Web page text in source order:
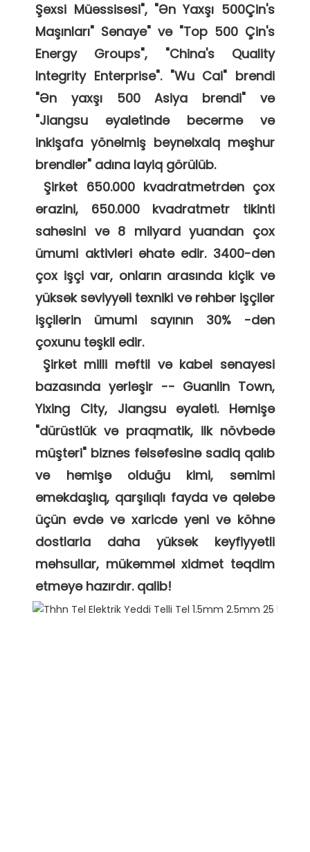
Şəxsi Müəssisəsi", "Ən Yaxşı 500Çin's
Maşınları" Sənaye" və "Top 500 Çin's
Energy Groups", "China's Quality
Integrity Enterprise". "Wu Cai" brendi
"Ən yaxşı 500 Asiya brendi" və
"Jiangsu əyalətində becərmə və
inkişafa yönəlmiş beynəlxalq məşhur
brendlər" adına layiq görülüb.
ərazini, 650.000 kvadratmetr tikinti
sahəsini və 8 milyard yuandan çox
ümumi aktivləri əhatə edir. 3400-dən
çox işçi var, onların arasında kiçik və
yüksək səviyyəli texniki və rəhbər işçilər
işçilərin ümumi sayının 30% -dən
çoxunu təşkil edir.
bazasında yerləşir -- Guanlin Town,
Yixing City, Jiangsu əyaləti. Həmişə
"dürüstlük və praqmatik, ilk növbədə
müştəri" biznes fəlsəfəsinə sadiq qalıb
və həmişə olduğu kimi, səmimi
əməkdaşlıq, qarşılıqlı fayda və qələbə
üçün evdə və xaricdə yeni və köhnə
dostlarla daha yüksək keyfiyyətli
məhsullar, mükəmməl xidmət təqdim